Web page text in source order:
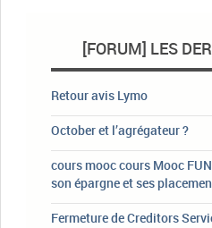
[FORUM] LES
Retour avis Lymo
October et l’agrégateur ?
cours mooc cours Mooc
son épargne et ses
Fermeture de Creditors